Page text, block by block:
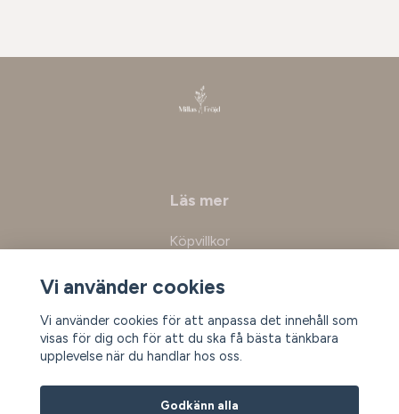
Läs mer
Köpvillkor
Prenumerera på vårt nyhetsbrev
Prenumerera
Vi använder cookies
Vi använder cookies för att anpassa det innehåll som
visas för dig och för att du ska få bästa tänkbara
upplevelse när du handlar hos oss.
Godkänn alla